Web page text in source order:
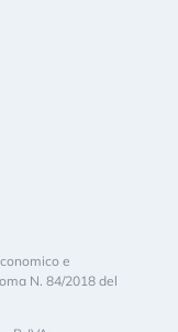
e
N. 84/2018 del